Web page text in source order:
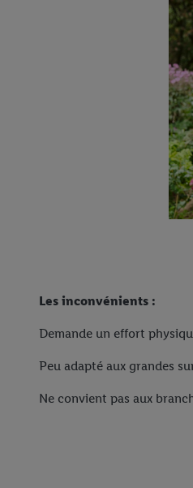
Les inconvénients :
Demande un effort
Peu adapté aux grandes
Ne convient pas aux